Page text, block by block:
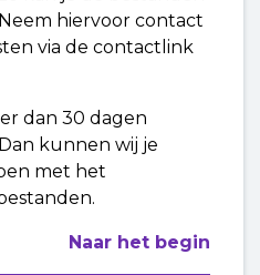
hiervoor contact
via de contactlink
dan 30 dagen
kunnen wij je
met het
Naar het begin